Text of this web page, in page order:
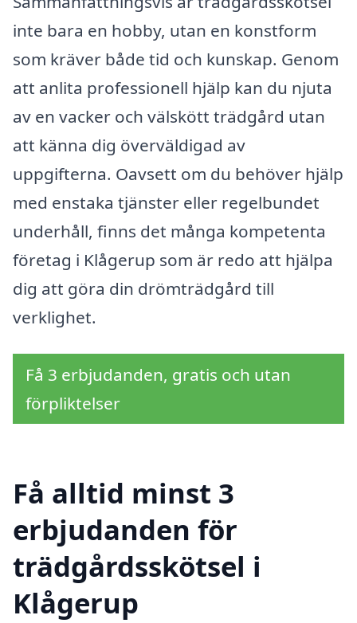
inte bara en hobby, utan en konstform
som kräver både tid och kunskap. Genom
att anlita professionell hjälp kan du njuta
av en vacker och välskött trädgård utan
att känna dig överväldigad av
uppgifterna. Oavsett om du behöver hjälp
med enstaka tjänster eller regelbundet
underhåll, finns det många kompetenta
företag i Klågerup som är redo att hjälpa
dig att göra din drömträdgård till
verklighet.
Få 3 erbjudanden, gratis och utan
förpliktelser
Få alltid minst 3
erbjudanden för
trädgårdsskötsel i
Klågerup